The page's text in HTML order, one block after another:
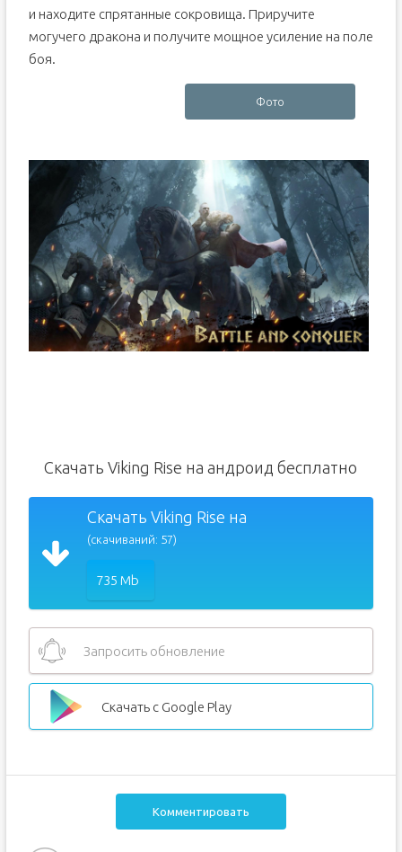
и находите спрятанные сокровища. Приручите
могучего дракона и получите мощное усиление на поле
боя.
Фото
Скачать Viking Rise на андроид бесплатно
Скачать Viking Rise на
(скачиваний: 57)
735 Mb
Запросить обновление
Скачать с Google Play
Комментировать